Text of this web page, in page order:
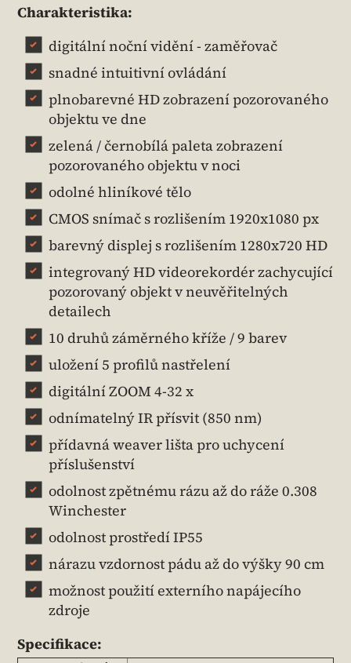
Charakteristika:
digitální noční vidění - zaměřovač
snadné intuitivní ovládání
plnobarevné HD zobrazení pozorovaného
objektu ve dne
zelená / černobílá paleta zobrazení
pozorovaného objektu v noci
odolné hliníkové tělo
CMOS snímač s rozlišením 1920x1080 px
barevný displej s rozlišením 1280x720 HD
integrovaný HD videorekordér zachycující
pozorovaný objekt v neuvěřitelných
detailech
10 druhů záměrného kříže / 9 barev
uložení 5 profilů nastřelení
digitální ZOOM 4-32 x
odnímatelný IR přísvit (850 nm)
přídavná weaver lišta pro uchycení
příslušenství
odolnost zpětnému rázu až do ráže 0.308
Winchester
odolnost prostředí IP55
nárazu vzdornost pádu až do výšky 90 cm
možnost použití externího napájecího
zdroje
Specifikace: